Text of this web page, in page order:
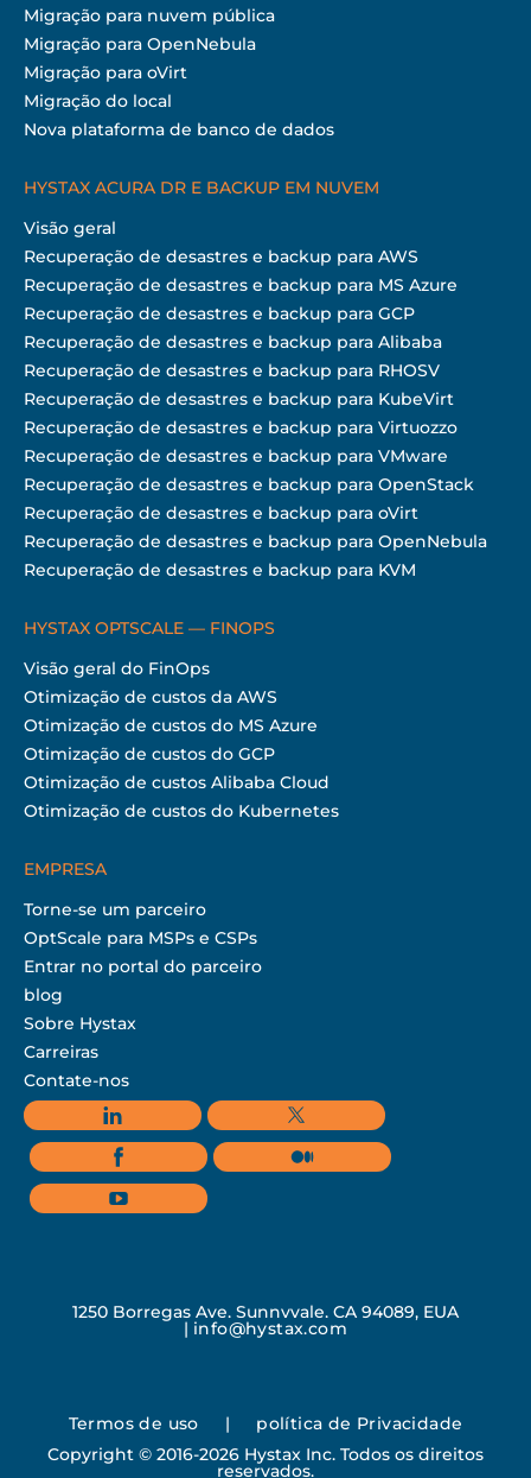
Migração para nuvem pública
Migração para OpenNebula
Migração para oVirt
Migração do local
Nova plataforma de banco de dados
HYSTAX ACURA DR E BACKUP EM NUVEM
Visão geral
Recuperação de desastres e backup para AWS
Recuperação de desastres e backup para MS Azure
Recuperação de desastres e backup para GCP
Recuperação de desastres e backup para Alibaba
Recuperação de desastres e backup para RHOSV
Recuperação de desastres e backup para KubeVirt
Recuperação de desastres e backup para Virtuozzo
Recuperação de desastres e backup para VMware
Recuperação de desastres e backup para OpenStack
Recuperação de desastres e backup para oVirt
Recuperação de desastres e backup para OpenNebula
Recuperação de desastres e backup para KVM
HYSTAX OPTSCALE — FINOPS
Visão geral do FinOps
Otimização de custos da AWS
Otimização de custos do MS Azure
Otimização de custos do GCP
Otimização de custos Alibaba Cloud
Otimização de custos do Kubernetes
EMPRESA
Torne-se um parceiro
OptScale para MSPs e CSPs
Entrar no portal do parceiro
blog
Sobre Hystax
Carreiras
Contate-nos
1250 Borregas Ave, Sunnyvale, CA 94089, EUA
| info@hystax.com
Copyright © 2016-2026 Hystax Inc. Todos os direitos
reservados.
Termos de uso | política de Privacidade